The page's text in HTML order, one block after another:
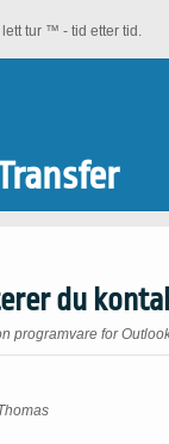
tur ™ - tid etter tid.
du
programvare for